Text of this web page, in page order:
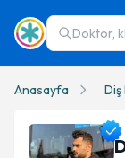
Doktor,
Anasayfa Diş